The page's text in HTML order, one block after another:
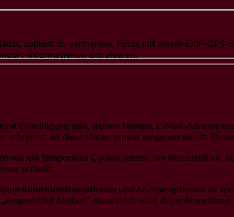
solltest du vermeiden, Fotos mit einem EXIF-
Informationen extrahieren.
Einwilligung sein, deinen Namen, E-Mail-Adresse
all diese Daten erneut eingeben musst.
wir ein temporäres Cookie setzen, um festzustellen,
schließt.
Anmeldeinformationen und Anzeigeoptionen zu
bleiben“ auswählst, wird deine